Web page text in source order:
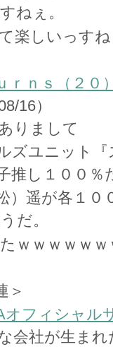
ねぇ。
楽しいっす
ｒｎｓ（２０
16）
りまして
ズユニット
推し１００
）遥が各１
だ。
ｗｗｗｗｗｗ
＞
オフィシャル
会社が生ま